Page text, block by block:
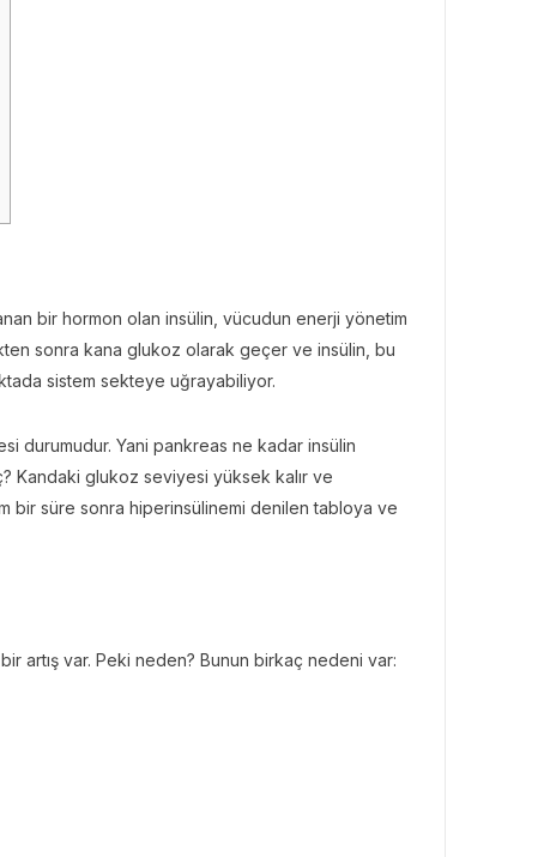
bir hormon olan insülin, vücudun enerji yönetim
sonra kana glukoz olarak geçer ve insülin, bu
sistem sekteye uğrayabiliyor.
durumudur. Yani pankreas ne kadar insülin
Kandaki glukoz seviyesi yüksek kalır ve
bir süre sonra hiperinsülinemi denilen tabloya ve
artış var. Peki neden? Bunun birkaç nedeni var: